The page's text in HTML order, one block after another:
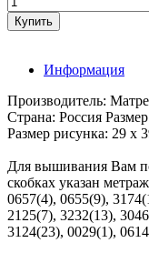
Информация
Производитель:
Страна: Россия
Размер рисунка: 29 х
Для вышивания Вам
скобках указан
0657(4), 0655(9),
2125(7), 3232(13),
3124(23), 0029(1),